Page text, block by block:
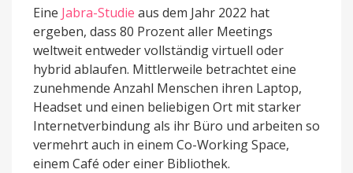
Eine Jabra-Studie aus dem Jahr 2022 hat
ergeben, dass 80 Prozent aller Meetings
weltweit entweder vollständig virtuell oder
hybrid ablaufen. Mittlerweile betrachtet eine
zunehmende Anzahl Menschen ihren Laptop,
Headset und einen beliebigen Ort mit starker
Internetverbindung als ihr Büro und arbeiten so
vermehrt auch in einem Co-Working Space,
einem Café oder einer Bibliothek.